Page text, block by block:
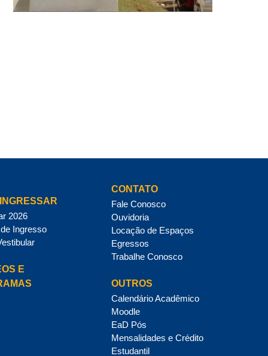
2026
Ingresso
E
CONTATO
Fale Conosco
Ouvidoria
Locação de Espaços
Egressos
Trabalhe Conosco
OUTROS
Calendário Acadêmico
Moodle
EaD Pós
Mensalidades e Crédito
Estudantil